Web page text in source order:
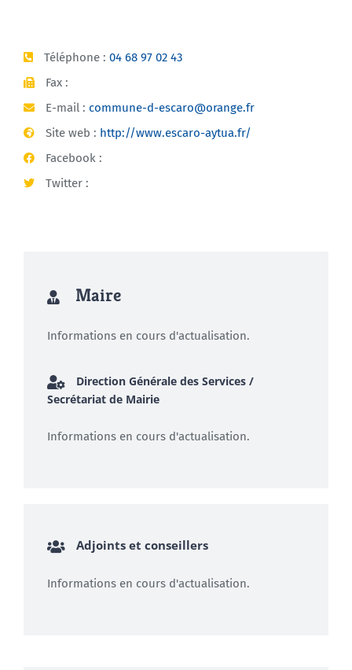
Téléphone : 04 68 97 02 43
Fax :
E-mail : commune-d-escaro@orange.fr
Site web : http://www.escaro-aytua.fr/
Facebook :
Twitter :
Maire
Informations en cours d'actualisation.
Direction Générale des Services /
Secrétariat de Mairie
Informations en cours d'actualisation.
Adjoints et conseillers
Informations en cours d'actualisation.